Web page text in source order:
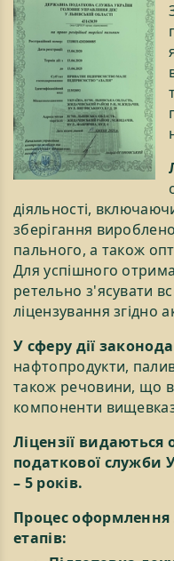
діяльності,
зберігання
пального, а також
Для успішного
ретельно з'ясувати
ліцензування згідно
У сферу дії
нафтопродукти,
також речовини, що
компоненти
Ліцензії
податкової служби
– 5 років.
Процес оформлення
етапів: